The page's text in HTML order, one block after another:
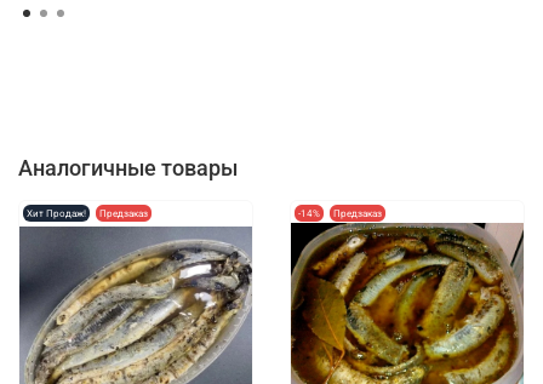
Аналогичные товары
Хит Продаж! Предзаказ -14% Предзаказ